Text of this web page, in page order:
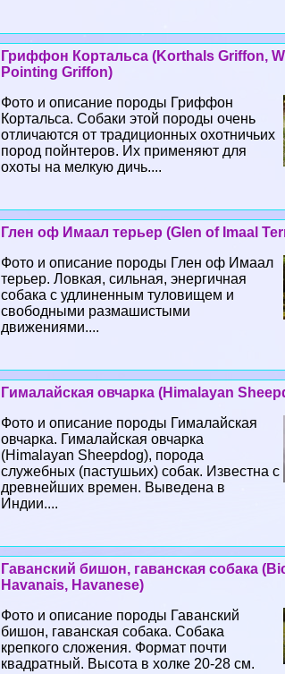
Гриффон Кортальса (Korthals Griffon,
Pointing Griffon)
Фото и описание породы Гриффон
Кортальса. Собаки этой породы очень
отличаются от традиционных охотничьих
пород пойнтеров. Их применяют для
охоты на мелкую дичь....
Глен оф Имаал терьер (Glen of Imaal
Фото и описание породы Глен оф Имаал
терьер. Ловкая, сильная, энергичная
собака с удлиненным туловищем и
свободными размашистыми
движениями....
Гималайская овчарка (Himalayan
Фото и описание породы Гималайская
овчарка. Гималайская овчарка
(Himalayan Sheepdog), порода
служебных (пастушьих) собак. Известна с
древнейших времен. Выведена в
Индии....
Гаванский бишон, гаванская собака
Havanais, Havanese)
Фото и описание породы Гаванский
бишон, гаванская собака. Собака
крепкого сложения. Формат почти
квадратный. Высота в холке 20-28 см.